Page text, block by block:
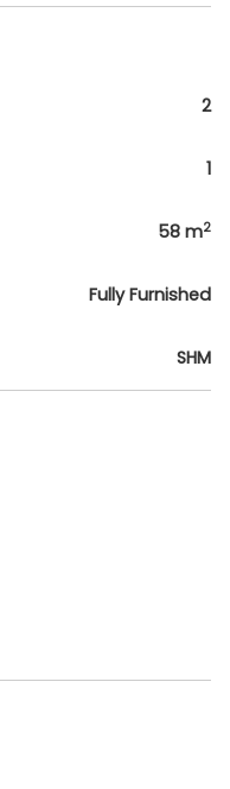
2
1
58 m2
Fully Furnished
SHM